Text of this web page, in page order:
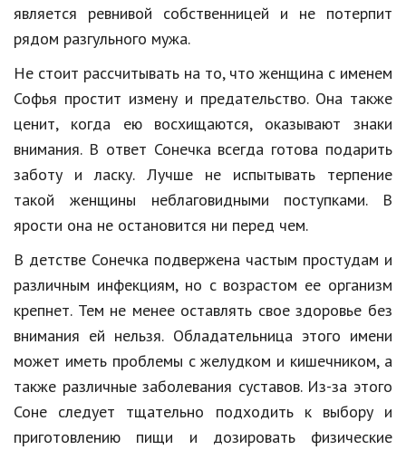
является ревнивой собственницей и не потерпит
рядом разгульного мужа.
Не стоит рассчитывать на то, что женщина с именем
Софья простит измену и предательство. Она также
ценит, когда ею восхищаются, оказывают знаки
внимания. В ответ Сонечка всегда готова подарить
заботу и ласку. Лучше не испытывать терпение
такой женщины неблаговидными поступками. В
ярости она не остановится ни перед чем.
В детстве Сонечка подвержена частым простудам и
различным инфекциям, но с возрастом ее организм
крепнет. Тем не менее оставлять свое здоровье без
внимания ей нельзя. Обладательница этого имени
может иметь проблемы с желудком и кишечником, а
также различные заболевания суставов. Из-за этого
Соне следует тщательно подходить к выбору и
приготовлению пищи и дозировать физические